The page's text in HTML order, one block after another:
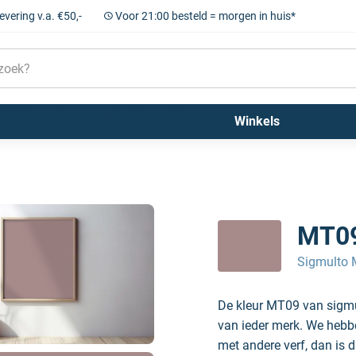
v.a. €50,- Voor 21:00 besteld = morgen in huis*
Winkels
Sigmulto
De kleur MT09 van
van ieder merk. We
met andere verf, dan is